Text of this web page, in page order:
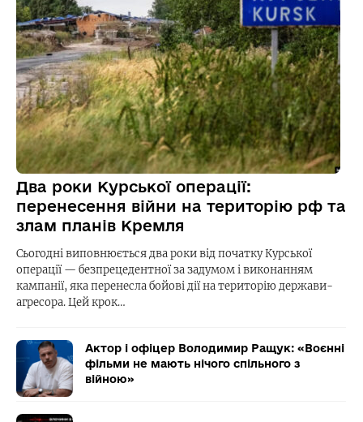
Два роки Курської операції:
перенесення війни на територію рф та
злам планів Кремля
Сьогодні виповнюється два роки від початку Курської
операції — безпрецедентної за задумом і виконанням
кампанії, яка перенесла бойові дії на територію держави-
агресора. Цей крок…
Актор і офіцер Володимир Ращук: «Воєнні
фільми не мають нічого спільного з
війною»